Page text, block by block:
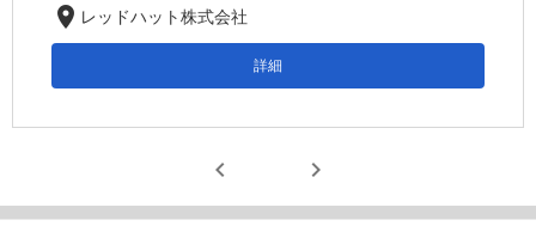
location_on レッドハット株式会社
詳細
chevron_left chevron_right